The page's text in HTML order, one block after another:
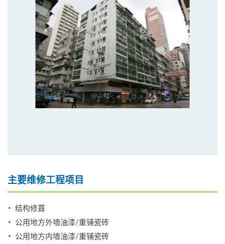
主要维修工程项目
结构修葺
公用地方外墙油漆/重铺瓷砖
公用地方内墙油漆/重铺瓷砖